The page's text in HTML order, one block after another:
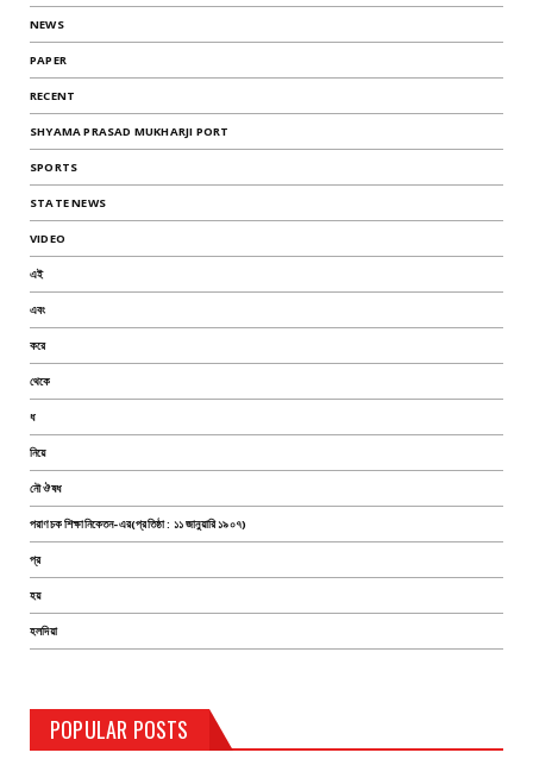
NEWS
PAPER
RECENT
SHYAMA PRASAD MUKHARJI PORT
SPORTS
STATE NEWS
VIDEO
এই
এবং
করে
থেকে
ধ
নিয়ে
নৌ ঔষধ
পরাণচক শিক্ষানিকেতন-এর(প্রতিষ্ঠা : ১১ জানুয়ারি ১৯০৭)
প্র
হয়
হলদিয়া
POPULAR POSTS
TEST PAGE
August 14, 2019